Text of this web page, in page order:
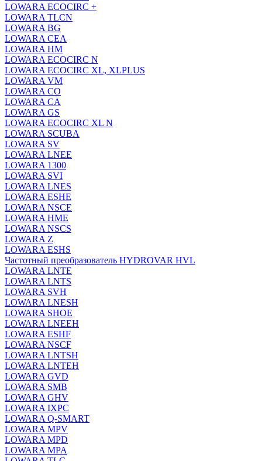
LOWARA ECOCIRC +
LOWARA TLCN
LOWARA BG
LOWARA CEA
LOWARA HM
LOWARA ECOCIRC N
LOWARA ECOCIRC XL, XLPLUS
LOWARA VM
LOWARA CO
LOWARA CA
LOWARA GS
LOWARA ECOCIRC XL N
LOWARA SCUBA
LOWARA SV
LOWARA LNEE
LOWARA 1300
LOWARA SVI
LOWARA LNES
LOWARA ESHE
LOWARA NSCE
LOWARA HME
LOWARA NSCS
LOWARA Z
LOWARA ESHS
Частотный преобразователь HYDROVAR HVL
LOWARA LNTE
LOWARA LNTS
LOWARA SVH
LOWARA LNESH
LOWARA SHOE
LOWARA LNEEH
LOWARA ESHF
LOWARA NSCF
LOWARA LNTSH
LOWARA LNTEH
LOWARA GVD
LOWARA SMB
LOWARA GHV
LOWARA IXPС
LOWARA Q-SMART
LOWARA MPV
LOWARA MPD
LOWARA MPA